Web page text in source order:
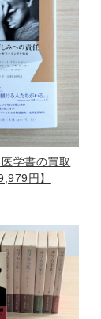
海洋学 物理学
ータ エネルギ
精神医学書
医学
ルメ 住まい
学書の買取
円】